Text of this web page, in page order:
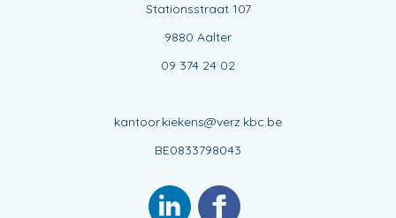
Stationsstraat 107
9880 Aalter
09 374 24 02
kantoor.kiekens@verz.kbc.be
BE0833798043